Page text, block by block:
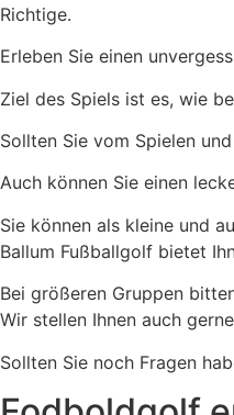
Richtige.
Erleben Sie einen
Ziel des Spiels ist es, wie
Sollten Sie vom Spielen
Auch können Sie einen
Sie können als kleine und
Ballum Fußballgolf bietet
Bei größeren Gruppen
Wir stellen Ihnen auch
Sollten Sie noch Fragen